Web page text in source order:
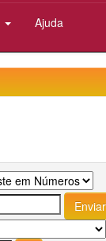
Ajuda